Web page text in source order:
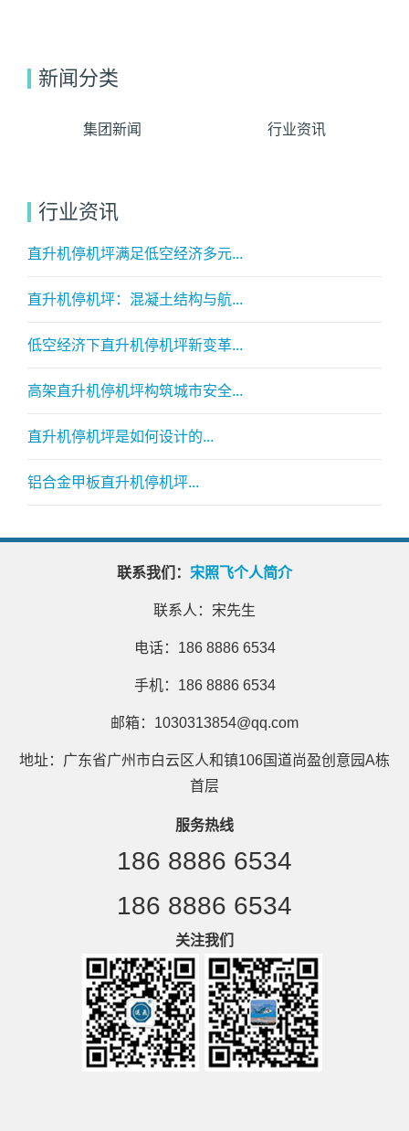
新闻分类
集团新闻 行业资讯
行业资讯
直升机停机坪满足低空经济多元...
直升机停机坪：混凝土结构与航...
低空经济下直升机停机坪新变革...
高架直升机停机坪构筑城市安全...
直升机停机坪是如何设计的...
铝合金甲板直升机停机坪...
联系我们： 宋照飞个人简介
联系人：宋先生
电话：186 8886 6534
手机：186 8886 6534
邮箱：1030313854@qq.com
地址：广东省广州市白云区人和镇106国道尚盈创意园A栋
首层
服务热线
186 8886 6534
186 8886 6534
关注我们